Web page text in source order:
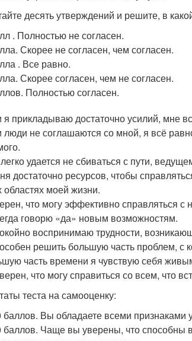
десять утверждений и решите, в
. Полностью не согласен.
Скорее не согласен, чем согласен.
. Все равно.
Скорее согласен, чем не согласен.
Полностью согласен.
я прикладываю достаточно усилий, мне
люди не соглашаются со мной, я всё
удается не сбиваться с пути,
достаточно ресурсов, чтобы
областях моей жизни.
что могу эффективно справляться с
говорю «да» новым возможностям.
воспринимаю трудности,
решить большую часть проблем, с
часть времени я чувствую себя
что могу справиться со всем, что
теста на самооценку:
баллов. Вы обладаете всеми признаками
баллов. Чаще вы уверены, что способны